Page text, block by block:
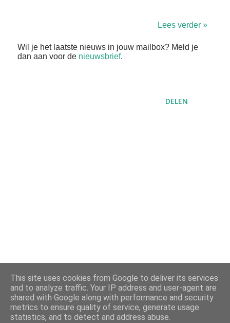
Lees verder »
Wil je het laatste nieuws in jouw mailbox? Meld je
dan aan voor de nieuwsbrief.
DELEN
This site uses cookies from Google to deliver its services
and to analyze traffic. Your IP address and user-agent are
shared with Google along with performance and security
metrics to ensure quality of service, generate usage
statistics, and to detect and address abuse.